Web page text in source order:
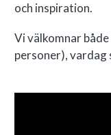
och inspiration.
Vi välkomnar
personer), vardag